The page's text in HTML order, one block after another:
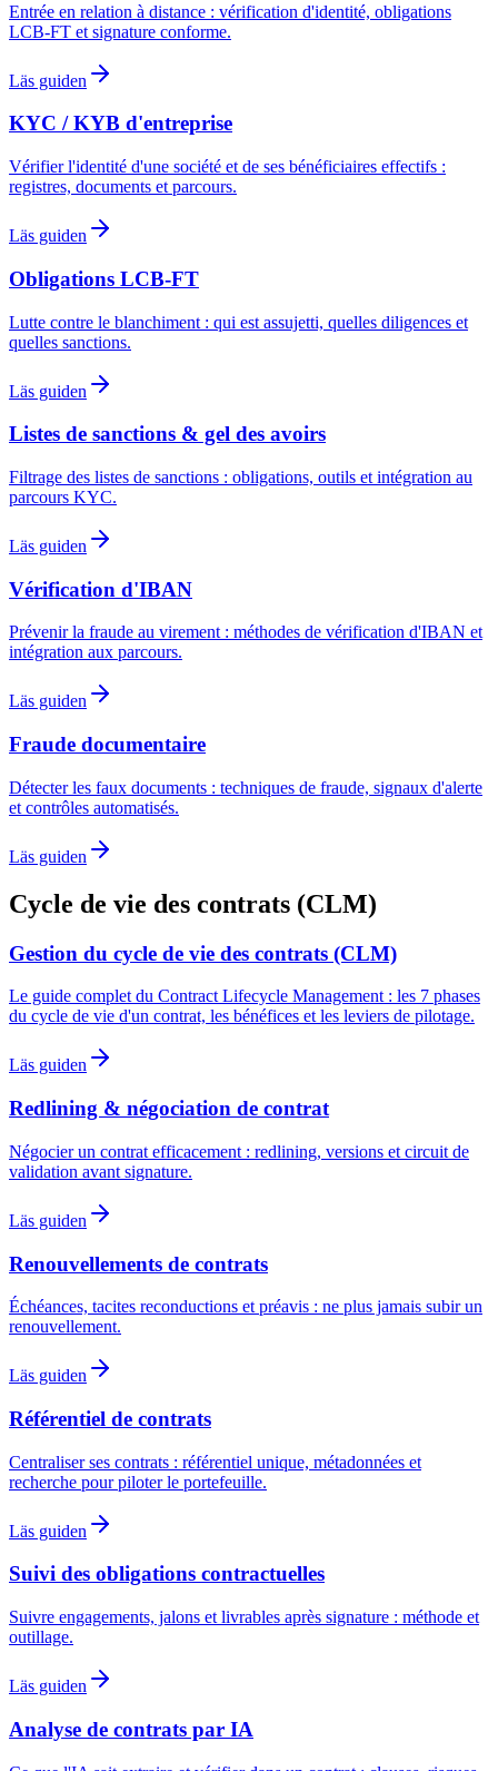
Entrée en relation à distance : vérification d'identité, obligations
LCB-FT et signature conforme.
Läs guiden
KYC / KYB d'entreprise
Vérifier l'identité d'une société et de ses bénéficiaires effectifs :
registres, documents et parcours.
Läs guiden
Obligations LCB-FT
Lutte contre le blanchiment : qui est assujetti, quelles diligences et
quelles sanctions.
Läs guiden
Listes de sanctions & gel des avoirs
Filtrage des listes de sanctions : obligations, outils et intégration au
parcours KYC.
Läs guiden
Vérification d'IBAN
Prévenir la fraude au virement : méthodes de vérification d'IBAN et
intégration aux parcours.
Läs guiden
Fraude documentaire
Détecter les faux documents : techniques de fraude, signaux d'alerte
et contrôles automatisés.
Läs guiden
Cycle de vie des contrats (CLM)
Gestion du cycle de vie des contrats (CLM)
Le guide complet du Contract Lifecycle Management : les 7 phases
du cycle de vie d'un contrat, les bénéfices et les leviers de pilotage.
Läs guiden
Redlining & négociation de contrat
Négocier un contrat efficacement : redlining, versions et circuit de
validation avant signature.
Läs guiden
Renouvellements de contrats
Échéances, tacites reconductions et préavis : ne plus jamais subir un
renouvellement.
Läs guiden
Référentiel de contrats
Centraliser ses contrats : référentiel unique, métadonnées et
recherche pour piloter le portefeuille.
Läs guiden
Suivi des obligations contractuelles
Suivre engagements, jalons et livrables après signature : méthode et
outillage.
Läs guiden
Analyse de contrats par IA